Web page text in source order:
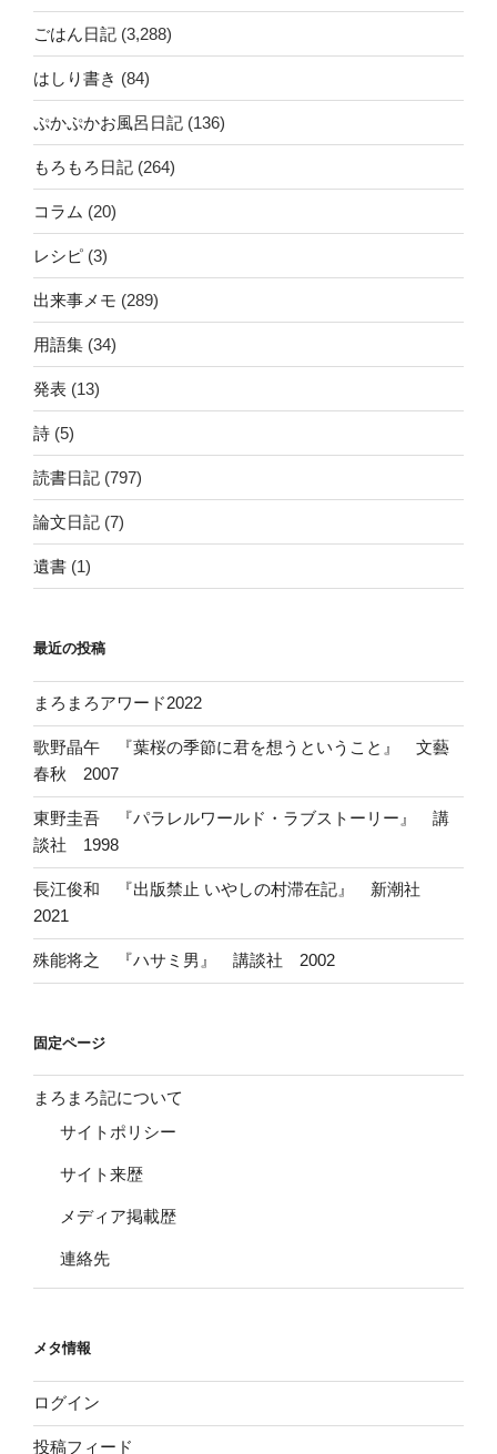
ごはん日記 (3,288)
はしり書き (84)
ぷかぷかお風呂日記 (136)
もろもろ日記 (264)
コラム (20)
レシピ (3)
出来事メモ (289)
用語集 (34)
発表 (13)
詩 (5)
読書日記 (797)
論文日記 (7)
遺書 (1)
最近の投稿
まろまろアワード2022
歌野晶午 『葉桜の季節に君を想うということ』 文藝
春秋 2007
東野圭吾 『パラレルワールド・ラブストーリー』 講
談社 1998
長江俊和 『出版禁止 いやしの村滞在記』 新潮社
2021
殊能将之 『ハサミ男』 講談社 2002
固定ページ
まろまろ記について
サイトポリシー
サイト来歴
メディア掲載歴
連絡先
メタ情報
ログイン
投稿フィード